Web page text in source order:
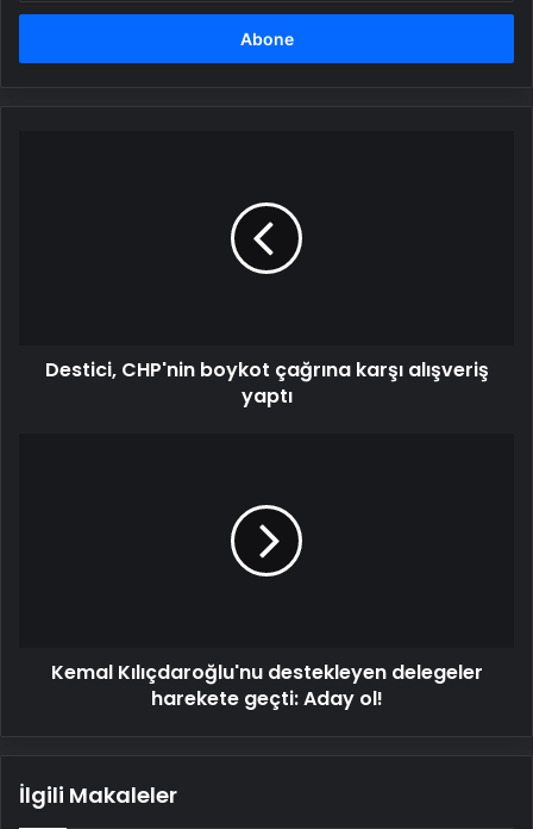
adresinizi
Destici, CHP'nin boykot çağrına karşı alışveriş
yaptı
Kemal Kılıçdaroğlu'nu destekleyen delegeler
harekete geçti: Aday ol!
İlgili Makaleler